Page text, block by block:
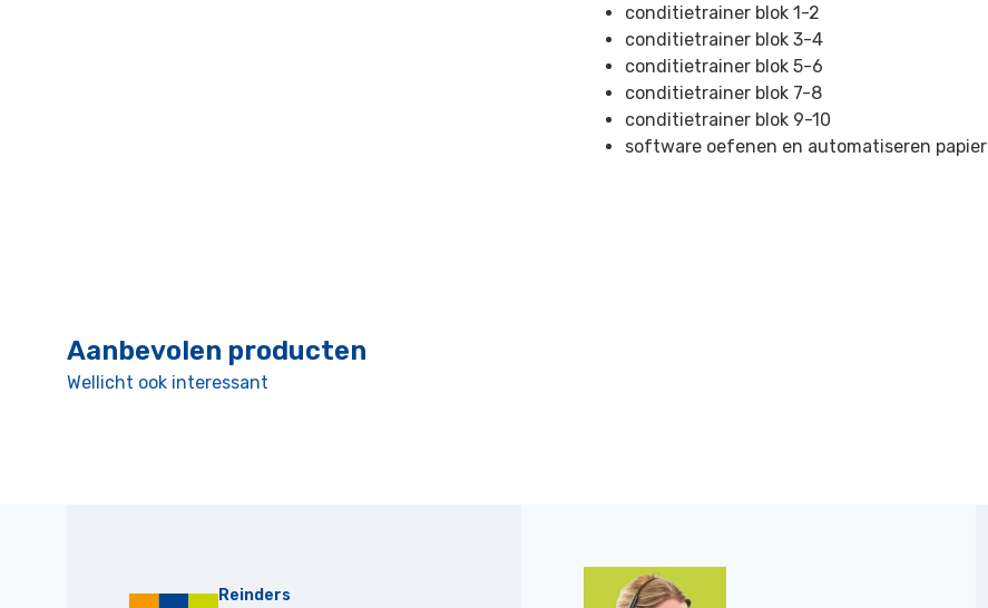
conditietrainer blok 1-2
conditietrainer blok 3-4
conditietrainer blok 5-6
conditietrainer blok 7-8
conditietrainer blok 9-10
software oefenen en automatiseren papier
Aanbevolen producten
Wellicht ook interessant
Reinders